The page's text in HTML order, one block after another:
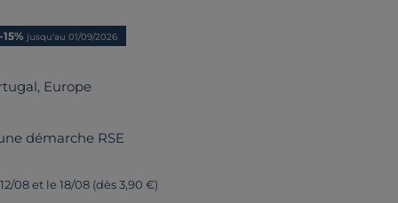
-15% jusqu'au 01/09/2026
Europe
démarche RSE
08 et le 18/08 (dès 3,90 €)